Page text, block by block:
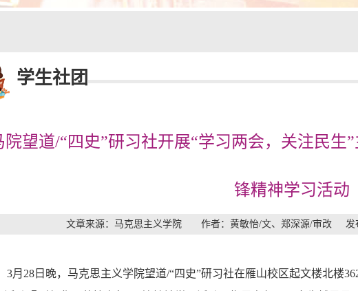
学生社团
院望道/“四史”研习社开展“学习两会，关注民生
锋精神学习活动
文章来源：马克思主义学院 作者：黄敏怡/文、郑深源/审改 发
3月28日晚，马克思主义学院望道/“四史”研习社在雁山校区起文楼北楼